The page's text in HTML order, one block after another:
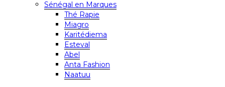
Sénégal en Marques
Thé Rapie
Miagro
Karitédiema
Esteval
Abel
Anta Fashion
Naatuu